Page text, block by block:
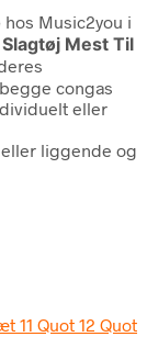
hos Music2you i
Mest Til
congas
eller
eller liggende og